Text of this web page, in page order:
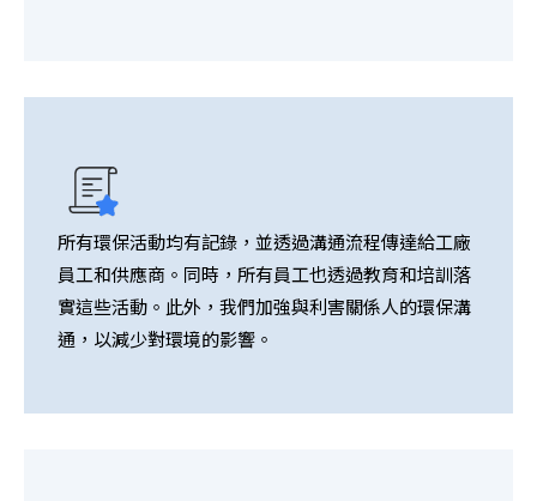
所有環保活動均有記錄，並透過溝通流程傳達給工廠
員工和供應商。同時，所有員工也透過教育和培訓落
實這些活動。此外，我們加強與利害關係人的環保溝
通，以減少對環境的影響。